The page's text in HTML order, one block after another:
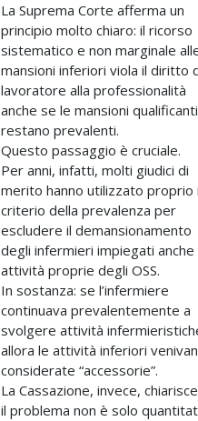
La Suprema Corte afferma un
principio molto chiaro: il ricorso
sistematico e non marginale
mansioni inferiori viola il diritto
lavoratore alla professionalità
anche se le mansioni qualificanti
restano prevalenti.
Questo passaggio è cruciale.
Per anni, infatti, molti giudici di
merito hanno utilizzato proprio
criterio della prevalenza per
escludere il demansionamento
degli infermieri impiegati anche
attività proprie degli OSS.
In sostanza: se l’infermiere
continuava prevalentemente a
svolgere attività
allora le attività inferiori
considerate “accessorie”.
La Cassazione, invece,
il problema non è solo